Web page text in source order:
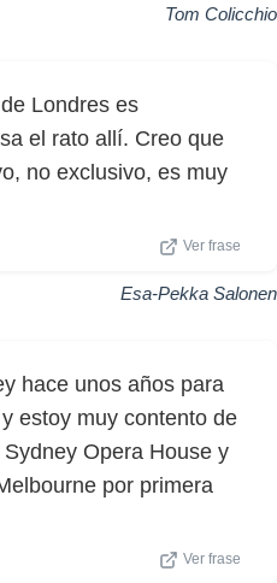
Tom Colicchio
Londres es
el rato allí. Creo que
no exclusivo, es muy
Ver frase
Esa-Pekka Salonen
hace unos años para
estoy muy contento de
Opera House y
por primera
Ver frase